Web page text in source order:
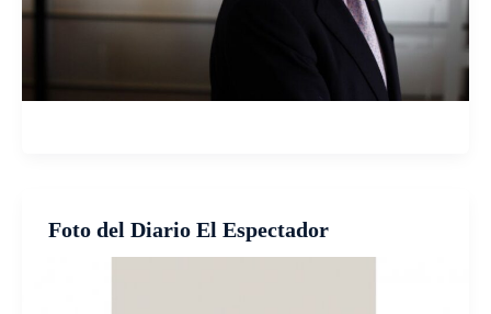
Foto del Diario El Espectador